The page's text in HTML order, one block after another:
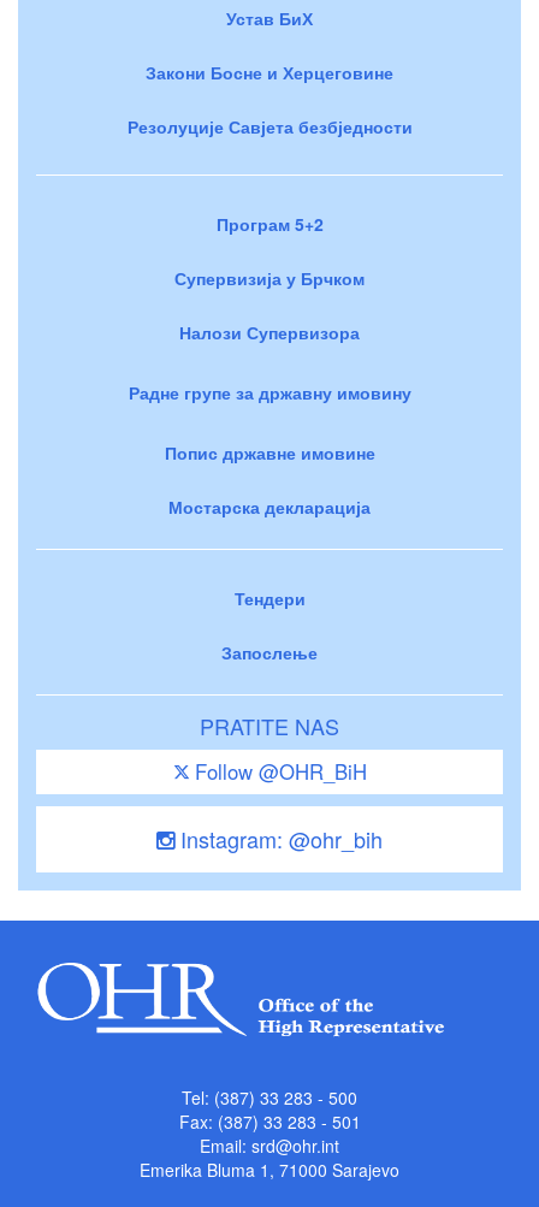
Устав БиХ
Закони Босне и Херцеговине
Резолуције Савјета безбједности
Програм 5+2
Супервизија у Брчком
Налози Супервизора
Радне групе за државну имовину
Попис државне имовине
Мостарска декларација
Тендери
Запослење
PRATITE NAS
Follow @OHR_BiH
Instagram: @ohr_bih
Tel: (387) 33 283 - 500
Fax: (387) 33 283 - 501
Email: srd@ohr.int
Emerika Bluma 1, 71000 Sarajevo